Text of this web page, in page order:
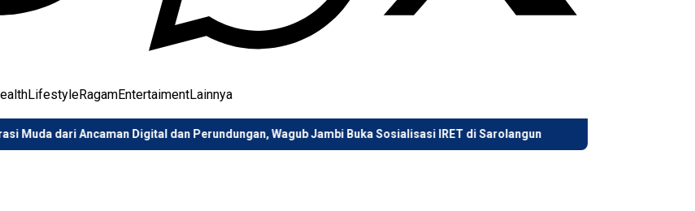
LifestyleRagamEntertaimentLainnya
Digital dan Perundungan, Wagub Jambi Buka Sosialisasi IRET di Sarolangun Gubernur Al Haris Tinjau Lokasi